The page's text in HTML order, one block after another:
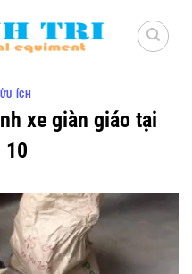
ÍCH
xe giàn giáo tại
10